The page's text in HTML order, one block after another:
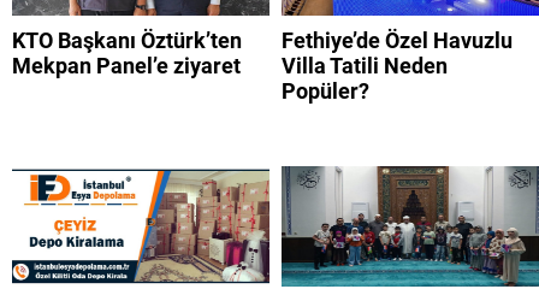
KTO Başkanı Öztürk’ten
Mekpan Panel’e ziyaret
Fethiye’de Özel Havuzlu
Villa Tatili Neden
Popüler?